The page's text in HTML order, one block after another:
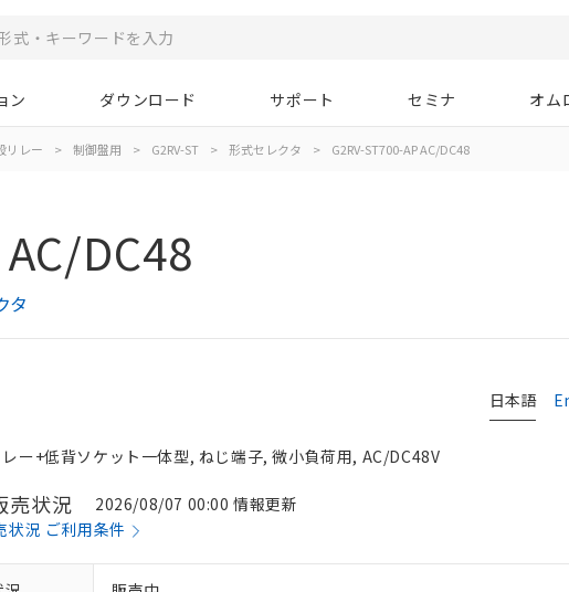
ン ダウンロード サポート セミナ オム
リレー > 制御盤用 > G2RV-ST > 形式セレクタ > G2RV-ST700-AP AC/DC48
DC48
タ
日本語
ー+低背ソケット一体型, ねじ端子, 微小負荷用, AC/DC48V
売状況
2026/08/07 00:00 情報更新
状況 ご利用条件